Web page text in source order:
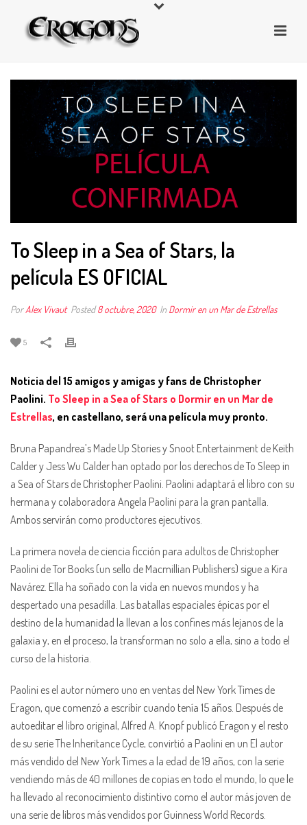
To Sleep in a Sea of Stars, la
película ES OFICIAL
PorAlex Vivaut Posted8 octubre, 2020 In Dormir en un Mar de Estrellas
5
Noticia del 15 amigos y amigas y fans de Christopher
Paolini. To Sleep in a Sea of Stars o Dormir en un Mar de
Estrellas, en castellano, será una película muy pronto.
Bruna Papandrea’s Made Up Stories y Snoot Entertainment de Keith
Calder y Jess Wu Calder han optado por los derechos de To Sleep in
a Sea of ​​Stars de Christopher Paolini. Paolini adaptará el libro con su
hermana y colaboradora Angela Paolini para la gran pantalla.
Ambos servirán como productores ejecutivos.
La primera novela de ciencia ficción para adultos de Christopher
Paolini de Tor Books (un sello de Macmillian Publishers) sigue a Kira
Navárez. Ella ha soñado con la vida en nuevos mundos y ha
despertado una pesadilla. Las batallas espaciales épicas por el
destino de la humanidad la llevan a los confines más lejanos de la
galaxia y, en el proceso, la transforman no solo a ella, sino a todo el
curso de la historia.
Paolini es el autor número uno en ventas del New York Times de
Eragon, que comenzó a escribir cuando tenía 15 años. Después de
autoeditar el libro original, Alfred A. Knopf publicó Eragon y el resto
de su serie The Inheritance Cycle, convirtió a Paolini en un El autor
más vendido del New York Times a la edad de 19 años, con la serie
vendiendo más de 40 millones de copias en todo el mundo, lo que le
ha llevado al reconocimiento distintivo como el autor más joven de
una serie de libros más vendidos por Guinness World Records.